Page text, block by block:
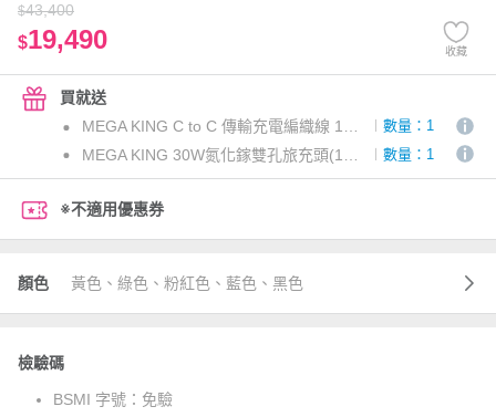
$43,400
$19,490 收藏
買就送
MEGA KING C to C 傳輸充電編織線 1M 白
數量：1
數量：1
※不適用優惠券
顏色 黃色、綠色、粉紅色、藍色、黑色
檢驗碼
BSMI 字號： 免驗